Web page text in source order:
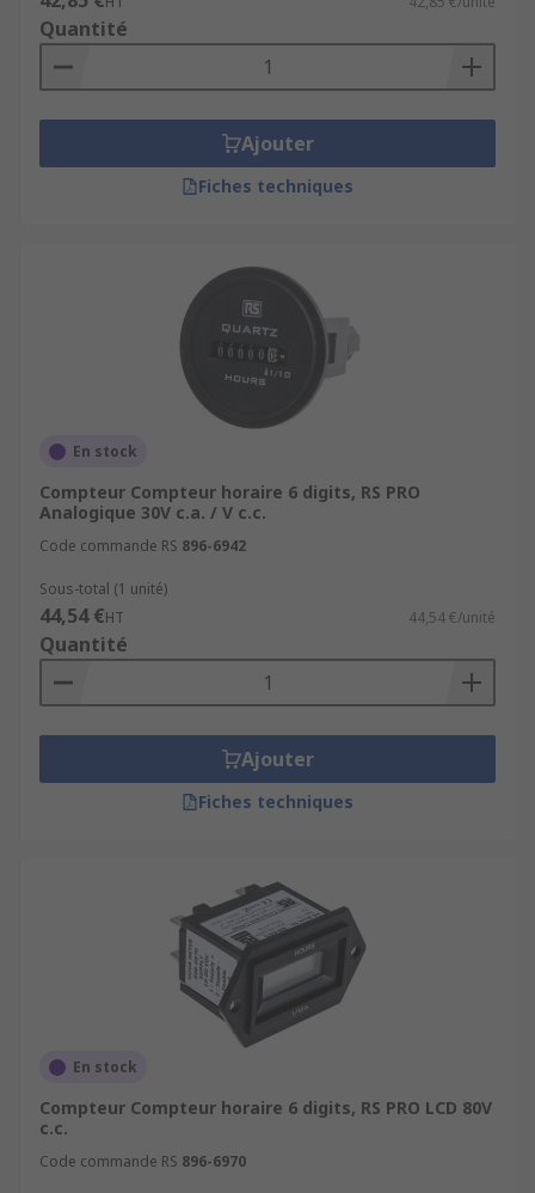
Quantité
Ajouter
Fiches techniques
En stock
Compteur Compteur horaire 6 digits, RS PRO
Analogique 30V c.a. / V c.c.
Code commande RS 896-6942
Sous-total (1 unité)
44,54 €HT 44,54 €/unité
Quantité
Ajouter
Fiches techniques
En stock
Compteur Compteur horaire 6 digits, RS PRO LCD 80V
c.c.
Code commande RS 896-6970